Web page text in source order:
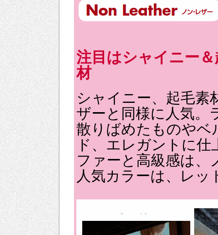
注目はシャイニー
材
シャイニー、起毛素
ザーと同様に人気。
散りばめたものやベ
ド、エレガントに仕
ファーと高級感は、
人気カラーは、レッ